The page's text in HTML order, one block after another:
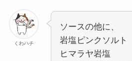
くわハチ
ソースの他に、
岩塩ピンクソルト
ヒマラヤ岩塩